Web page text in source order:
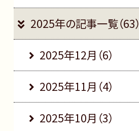
2025年の記事一覧（63）
2025年12月（6）
2025年11月（4）
2025年10月（3）